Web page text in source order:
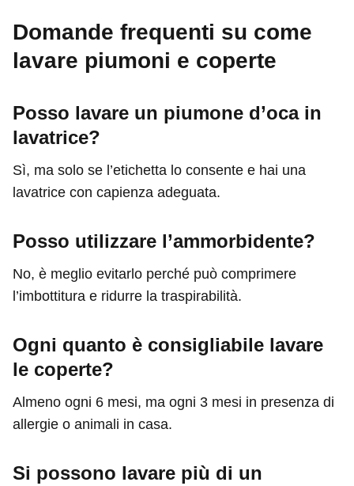
Domande frequenti su come
lavare piumoni e coperte
Posso lavare un piumone d’oca in
lavatrice?
Sì, ma solo se l’etichetta lo consente e hai una
lavatrice con capienza adeguata.
Posso utilizzare l’ammorbidente?
No, è meglio evitarlo perché può comprimere
l’imbottitura e ridurre la traspirabilità.
Ogni quanto è consigliabile lavare
le coperte?
Almeno ogni 6 mesi, ma ogni 3 mesi in presenza di
allergie o animali in casa.
Si possono lavare più di un